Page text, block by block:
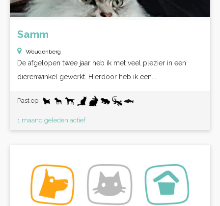
Samm
Woudenberg
De afgelopen twee jaar heb ik met veel plezier in een
dierenwinkel gewerkt. Hierdoor heb ik een...
Past op:
1 maand geleden actief